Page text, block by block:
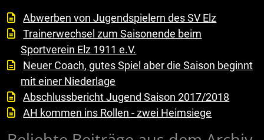
Abwerben von Jugendspielern des SV Elz
Trainerwechsel zum Saisonende beim
Sportverein Elz 1911 e.V.
Neuer Coach, gutes Spiel aber die Saison beginnt
mit einer Niederlage
Abschlussbericht Jugend Saison 2017/2018
AH kommen ins Rollen - zwei Heimsiege